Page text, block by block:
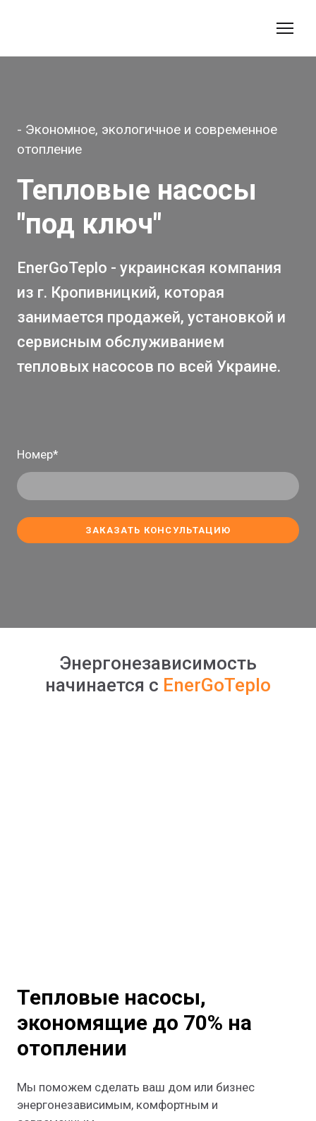
- Экономное, экологичное и современное
отопление
Тепловые насосы
"под ключ"
EnerGoTeplo - украинская компания
из г. Кропивницкий, которая
занимается продажей, установкой и
сервисным обслуживанием
тепловых насосов по всей Украине.
Номер*
ЗАКАЗАТЬ КОНСУЛЬТАЦИЮ
Энергонезависимость
начинается с EnerGoTeplo
Тепловые насосы,
экономящие до 70% на
отоплении
Мы поможем сделать ваш дом или бизнес
энергонезависимым, комфортным и